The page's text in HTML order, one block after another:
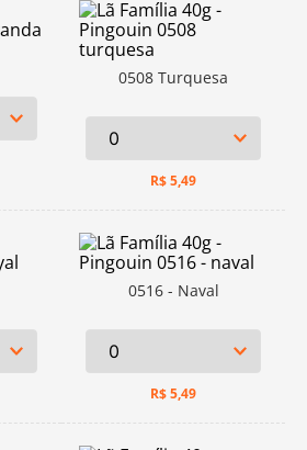
0508 Turquesa
R$5,49
0516 - Naval
R$5,49